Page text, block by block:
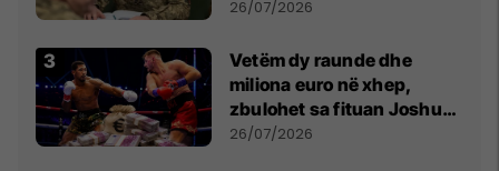
kontroll të madh
26/07/2026
Vetëm dy raunde dhe
miliona euro në xhep,
zbulohet sa fituan Joshua
e Prenga
26/07/2026